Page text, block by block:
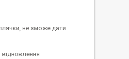
не зможе дати